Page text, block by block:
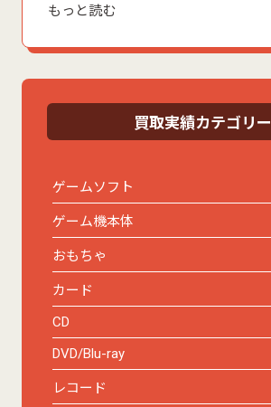
もっと読む
買取実績カテゴリー
ゲームソフト
ゲーム機本体
おもちゃ
カード
CD
DVD/Blu-ray
レコード